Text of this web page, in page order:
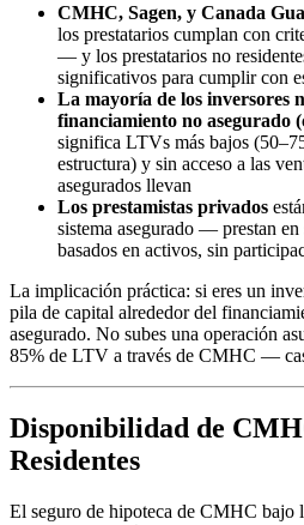
CMHC, Sagen, y Canada
los prestatarios cumplan con
— y los prestatarios no
significativos para cumplir con
La mayoría de los inversores
financiamiento no asegurado
significa LTVs más bajos
estructura) y sin acceso a las
asegurados llevan
Los prestamistas privados
sistema asegurado — prestan
basados en activos, sin
La implicación práctica: si eres un
pila de capital alrededor del
asegurado. No subes una operación
85% de LTV a través de CMHC —
Disponibilidad de
Residentes
El seguro de hipoteca de CMHC bajo